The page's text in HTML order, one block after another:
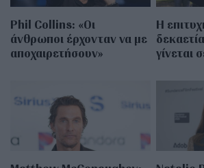
Phil Collins: «Οι
άνθρωποι έρχονταν να με
αποχαιρετήσουν»
Η
γίνεται